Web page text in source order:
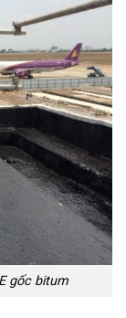
gốc bitum